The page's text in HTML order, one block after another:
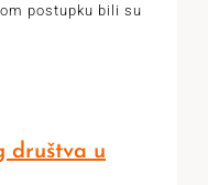
postupku bili su
društva u